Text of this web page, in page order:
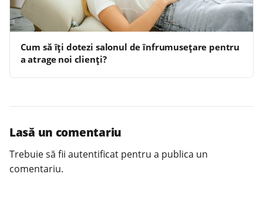
Cum să îți dotezi salonul de înfrumusețare pentru
a atrage noi clienți?
Lasă un comentariu
Trebuie să fii autentificat pentru a publica un
comentariu.